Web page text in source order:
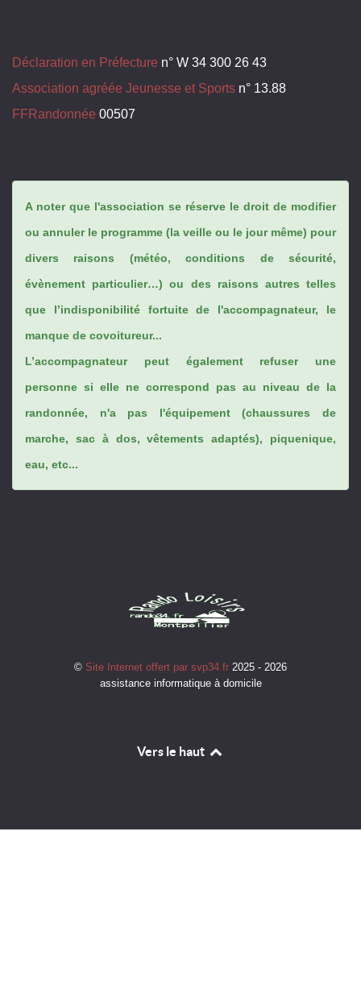
Déclaration en Préfecture n° W 34 300 26 43
Association agréée Jeunesse et Sports n° 13.88
FFRandonnée 00507
A noter que l'association se réserve le droit de modifier
ou annuler le programme (la veille ou le jour même) pour
divers raisons (météo, conditions de sécurité,
évènement particulier…) ou des raisons autres telles
que l’indisponibilité fortuite de l'accompagnateur, le
manque de covoitureur...
L’accompagnateur peut également refuser une
personne si elle ne correspond pas au niveau de la
randonnée, n'a pas l'équipement (chaussures de
marche, sac à dos, vêtements adaptés), piquenique,
eau, etc...
© Site Internet offert par svp34.fr 2025 - 2026
assistance informatique à domicile
Vers le haut